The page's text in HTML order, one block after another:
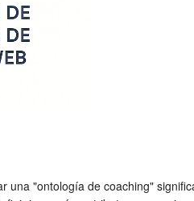
"ontología de coaching"